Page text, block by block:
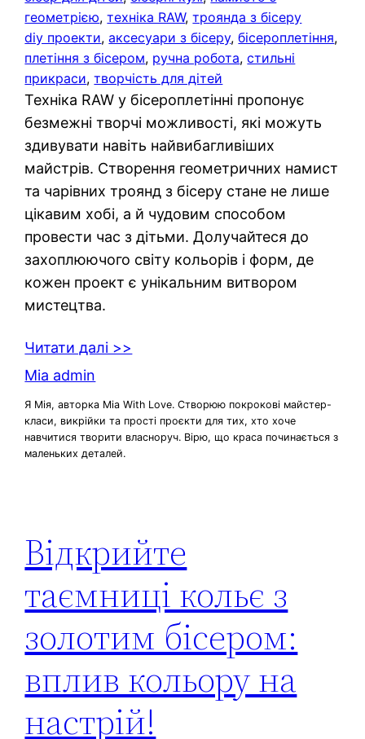
геометрією, техніка RAW, троянда з бісеру
diy проекти, аксесуари з бісеру, бісероплетіння
плетіння з бісером, ручна робота, стильні
прикраси, творчість для дітей
Техніка RAW у бісероплетінні пропонує
безмежні творчі можливості, які можуть
здивувати навіть найвибагливіших
майстрів. Створення геометричних намист
та чарівних троянд з бісеру стане не лише
цікавим хобі, а й чудовим способом
провести час з дітьми. Долучайтеся до
захоплюючого світу кольорів і форм, де
кожен проект є унікальним витвором
мистецтва.
Читати далі >>
Mia admin
Я Мія, авторка Mia With Love. Створюю покрокові майстер-
класи, викрійки та прості проєкти для тих, хто хоче
навчитися творити власноруч. Вірю, що краса починається з
маленьких деталей.
Відкрийте
таємниці кольє з
золотим бісером:
вплив кольору на
настрій!